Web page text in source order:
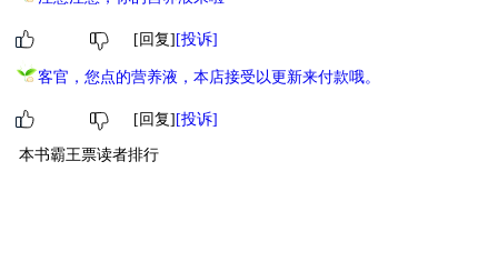
[回复] [投诉]
客官，您点的营养液，本店接受以更新来付款哦。
[回复] [投诉]
本书霸王票读者排行